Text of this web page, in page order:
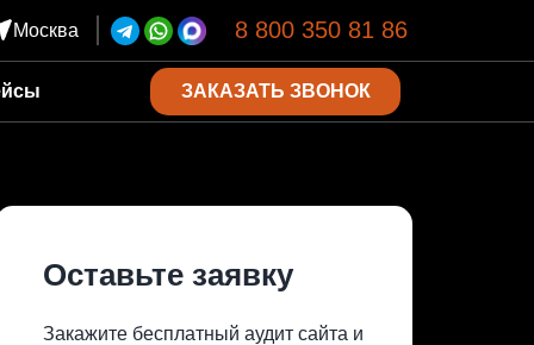
Москва 8 800 350 81 86
ЗАКАЗАТЬ ЗВОНОК
Оставьте заявку
Закажите бесплатный аудит сайта и